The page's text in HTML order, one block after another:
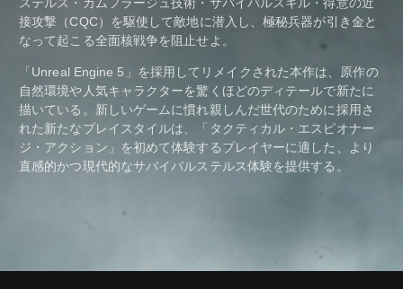
接攻撃（CQC）を駆使して敵地に潜入し、極秘兵器が引き金と
なって起こる全面核戦争を阻止せよ。
「Unreal Engine 5」を採用してリメイクされた本作は、原作の
自然環境や人気キャラクターを驚くほどのディテールで新たに
描いている。新しいゲームに慣れ親しんだ世代のために採用さ
れた新たなプレイスタイルは、「タクティカル・エスピオナー
ジ・アクション」を初めて体験するプレイヤーに適した、より
直感的かつ現代的なサバイバルステルス体験を提供する。